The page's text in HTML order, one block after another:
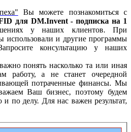
Вы можете познакомиться с
для DM.Invent - подписка на 1
у наших клиентов. При
использовали и другие программы
консультацию у наших
понять насколько та или иная
работу, а не станет очередной
потраченные финансы. Мы
Ваш бизнес, поэтому будем
и по делу. Для нас важен результат,